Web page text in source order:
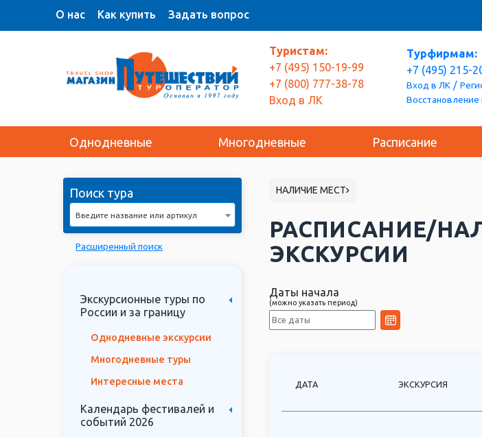
О нас Как купить Задать вопрос
Туристам:
+7 (495) 150-19-99
+7 (800) 777-38-78
Вход в ЛК
Турфирмам:
+7 (495) 215-
Вход в ЛК /
Восстановление
Однодневные Многодневные Расписание
Поиск тура
Введите название или артикул
Расширенный поиск
Экскурсионные туры по
России и за границу
Однодневные экскурсии
Многодневные туры
Интересные места
Календарь фестивалей и
событий 2026
НАЛИЧИЕ МЕСТ
РАСПИСАНИЕ/
ЭКСКУРСИИ
Даты начала
(можно указать период)
ДАТА ЭКСКУРСИЯ